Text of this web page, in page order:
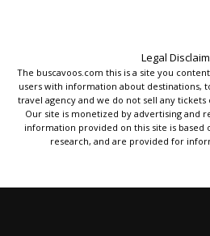
Legal
The buscavoos.com this is a site you
users with information about destinations,
travel agency and we do not sell any
Our site is monetized by advertising and
information provided on this site is based
research, and are provided for